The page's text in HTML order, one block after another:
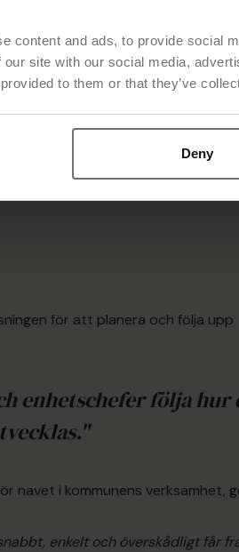
content and ads, to provide social
our site with our social media,
to them or that they’ve
Deny
först med att få ett samlat
verksamheter följer efter.
de strategiska planerna
lösning blir det enkelt att följa den
åtagande våra enheter och
för att planera och följa upp
enhetschefer följa hur
navet i kommunens verksamhet,
enkelt och överskådligt får